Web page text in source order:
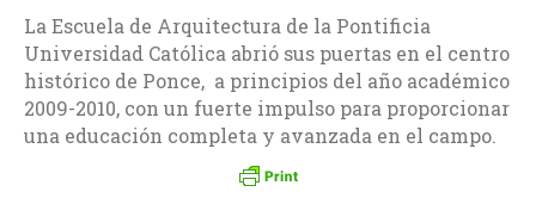
La Escuela de Arquitectura de la Pontificia
Universidad Católica abrió sus puertas en el centro
histórico de Ponce, a principios del año académico
2009-2010, con un fuerte impulso para proporcionar
una educación completa y avanzada en el campo.